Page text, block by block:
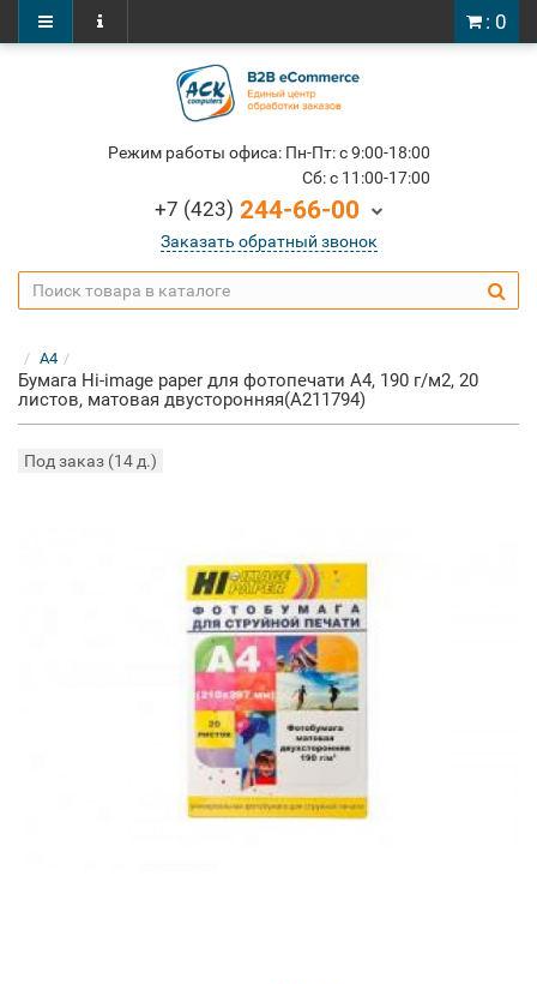
: 0
Режим работы офиса: Пн-Пт: c 9:00-18:00
Cб: c 11:00-17:00
+7 (423) 244-66-00
Заказать обратный звонок
A4
Бумага Hi-image paper для фотопечати A4, 190 г/м2, 20
листов, матовая двусторонняя(A211794)
Под заказ (14 д.)